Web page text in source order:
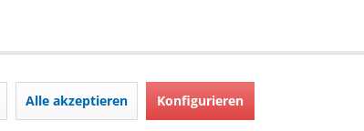
Alle akzeptieren Konfigurieren